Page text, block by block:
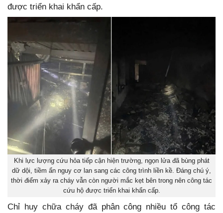
được triển khai khẩn cấp.
Khi lực lượng cứu hỏa tiếp cận hiện trường, ngọn lửa đã bùng phát
dữ dội, tiềm ẩn nguy cơ lan sang các công trình liền kề. Đáng chú ý,
thời điểm xảy ra cháy vẫn còn người mắc kẹt bên trong nên công tác
cứu hộ được triển khai khẩn cấp.
Chỉ huy chữa cháy đã phân công nhiều tổ công tác